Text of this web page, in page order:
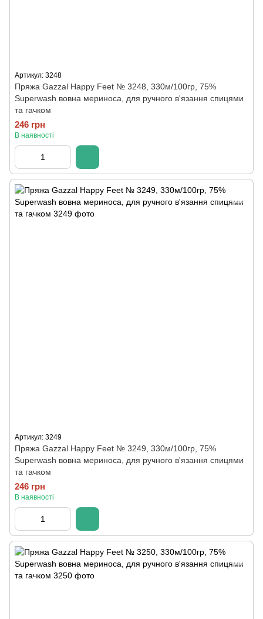
Артикул: 3248
Пряжа Gazzal Happy Feet № 3248, 330м/100гр, 75%
Superwash вовна мериноса, для ручного в'язання спицями
та гачком
246 грн
В наявності
Артикул: 3249
Пряжа Gazzal Happy Feet № 3249, 330м/100гр, 75%
Superwash вовна мериноса, для ручного в'язання спицями
та гачком
246 грн
В наявності